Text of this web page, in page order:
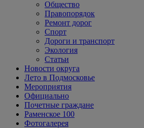
Общество
Правопорядок
Ремонт дорог
Спорт
Дороги и транспорт
Экология
Статьи
Новости округа
Лето в Подмосковье
Мероприятия
Официально
Почетные граждане
Раменское 100
Фотогалерея